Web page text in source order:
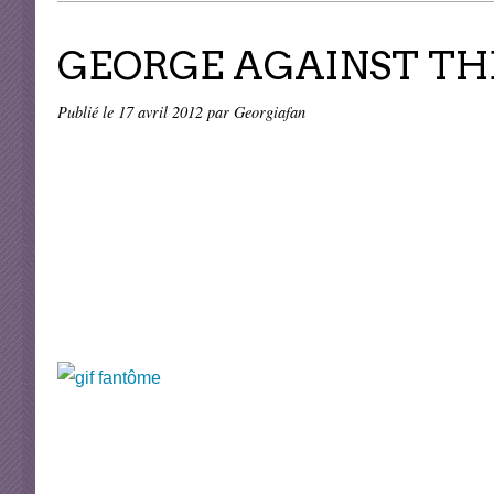
GEORGE AGAINST
Publié le 17 avril 2012 par Georgiafan